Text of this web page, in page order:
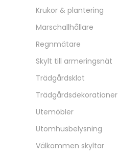
Krukor & plantering
Marschallhållare
Regnmätare
Skylt till armeringsnät
Trädgårdsklot
Trädgårdsdekorationer
Utemöbler
Utomhusbelysning
Välkommen skyltar